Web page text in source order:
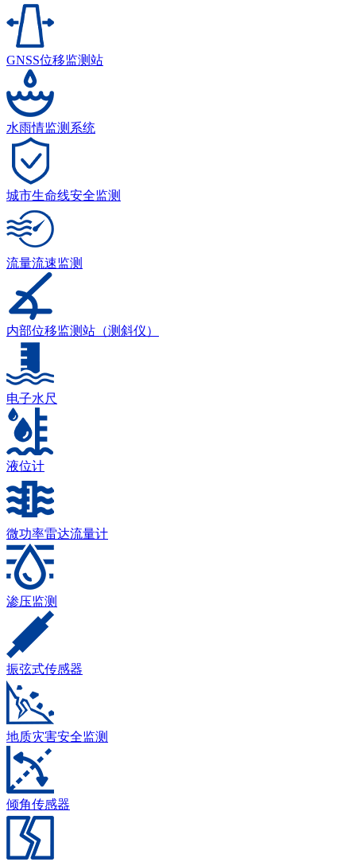
GNSS位移监测站
水雨情监测系统
城市生命线安全监测
流量流速监测
内部位移监测站（测斜仪）
电子水尺
液位计
微功率雷达流量计
渗压监测
振弦式传感器
地质灾害安全监测
倾角传感器